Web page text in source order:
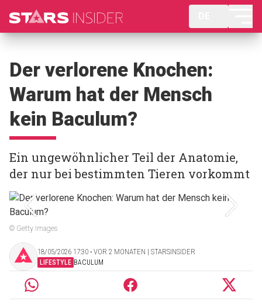
Der verlorene Knochen:
Warum hat der Mensch
kein Baculum?
Ein ungewöhnlicher Teil der Anatomie,
der nur bei bestimmten Tieren vorkommt
© Getty Images
18/05/2026 17:30 ‧ VOR 2 MONATEN | STARSINSIDER
LIFESTYLE BACULUM